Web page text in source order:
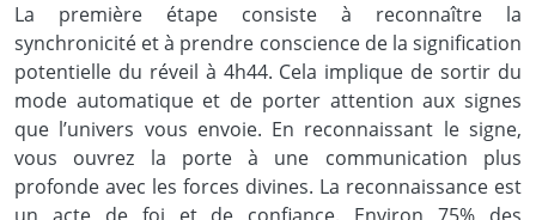
La première étape consiste à reconnaître la
synchronicité et à prendre conscience de la signification
potentielle du réveil à 4h44. Cela implique de sortir du
mode automatique et de porter attention aux signes
que l’univers vous envoie. En reconnaissant le signe,
vous ouvrez la porte à une communication plus
profonde avec les forces divines. La reconnaissance est